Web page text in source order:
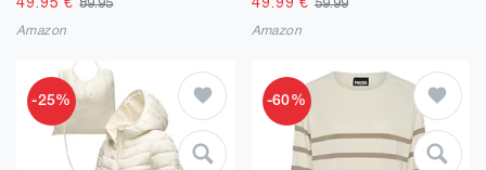
49.95 €89.95
Amazon
49.99 € 59.99
Amazon
-25% -60%